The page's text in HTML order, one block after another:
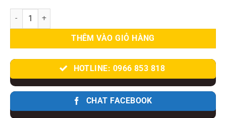
Rượu Champagne Armand De Brignac Green - Biểu Tượng Xa Hoa
THÊM VÀO GIỎ HÀNG
HOTLINE: 0966 853 818
CHAT FACEBOOK